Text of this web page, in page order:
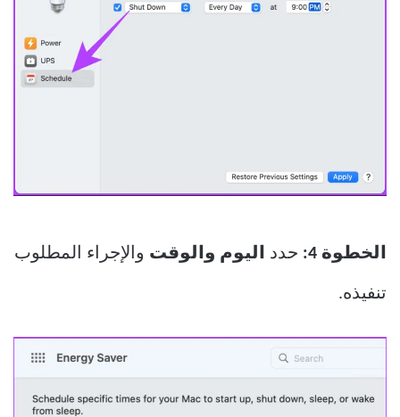
الخطوة 4: حدد اليوم والوقت والإجراء المطلوب
تنفيذه.